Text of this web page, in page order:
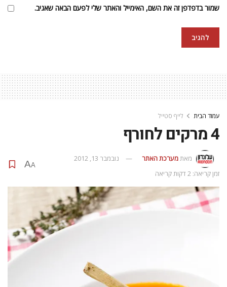
שמור בדפדפן זה את השם, האימייל והאתר שלי לפעם הבאה שאגיב.
עמוד הבית לייף סטייל
4 מרקים לחורף
מאת מערכת האתר
נובמבר 13, 2012
זמן קריאה: 2 דקות קריאה
A
A